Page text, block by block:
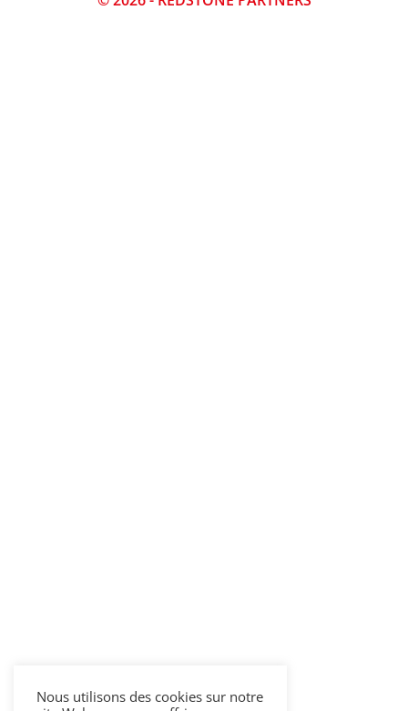
Nous utilisons des cookies sur notre